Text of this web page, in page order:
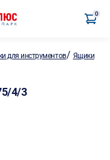
0
для инструментов/ Ящики
4/3